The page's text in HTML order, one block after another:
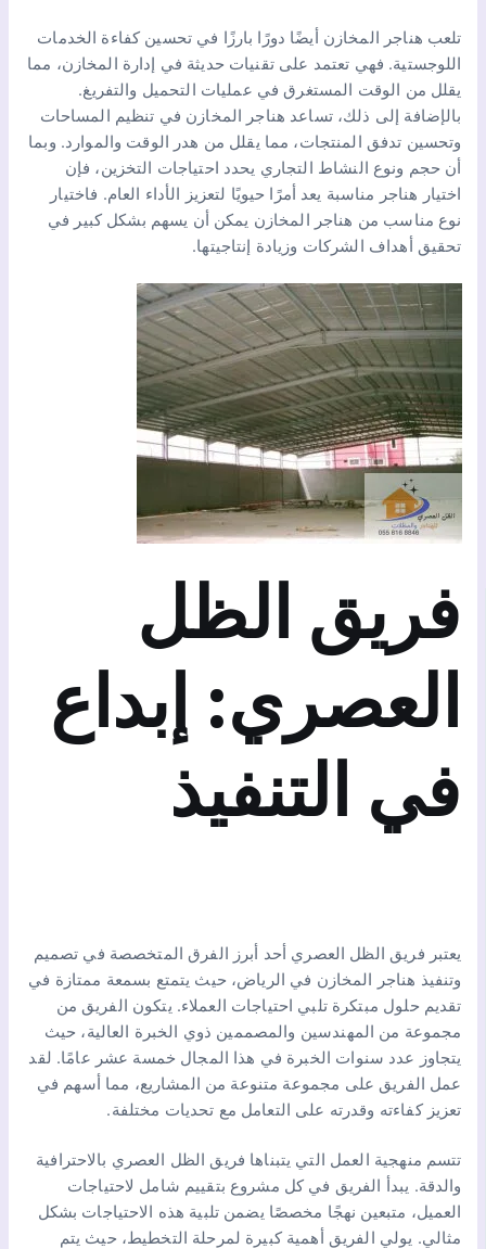
تلعب هناجر المخازن أيضًا دورًا بارزًا في تحسين كفاءة الخدمات
اللوجستية. فهي تعتمد على تقنيات حديثة في إدارة المخازن، مما
يقلل من الوقت المستغرق في عمليات التحميل والتفريغ.
بالإضافة إلى ذلك، تساعد هناجر المخازن في تنظيم المساحات
وتحسين تدفق المنتجات، مما يقلل من هدر الوقت والموارد. وبما
أن حجم ونوع النشاط التجاري يحدد احتياجات التخزين، فإن
اختيار هناجر مناسبة يعد أمرًا حيويًا لتعزيز الأداء العام. فاختيار
نوع مناسب من هناجر المخازن يمكن أن يسهم بشكل كبير في
تحقيق أهداف الشركات وزيادة إنتاجيتها.
فريق الظل
العصري: إبداع
في التنفيذ
يعتبر فريق الظل العصري أحد أبرز الفرق المتخصصة في تصميم
وتنفيذ هناجر المخازن في الرياض، حيث يتمتع بسمعة ممتازة في
تقديم حلول مبتكرة تلبي احتياجات العملاء. يتكون الفريق من
مجموعة من المهندسين والمصممين ذوي الخبرة العالية، حيث
يتجاوز عدد سنوات الخبرة في هذا المجال خمسة عشر عامًا. لقد
عمل الفريق على مجموعة متنوعة من المشاريع، مما أسهم في
تعزيز كفاءته وقدرته على التعامل مع تحديات مختلفة.
تتسم منهجية العمل التي يتبناها فريق الظل العصري بالاحترافية
والدقة. يبدأ الفريق في كل مشروع بتقييم شامل لاحتياجات
العميل، متبعين نهجًا مخصصًا يضمن تلبية هذه الاحتياجات بشكل
مثالي. يولي الفريق أهمية كبيرة لمرحلة التخطيط، حيث يتم